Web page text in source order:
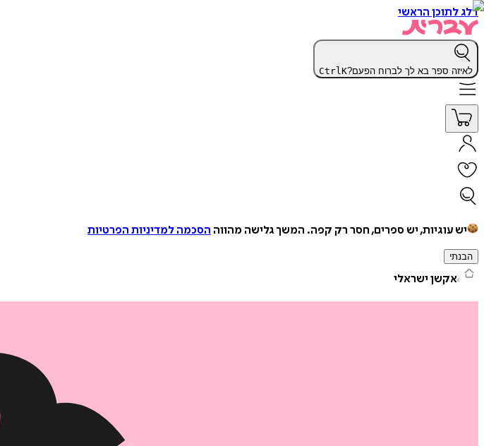
דלג לתוכן הראשי
לאיזה ספר בא לך לברוח הפעם? CtrlK
יש עוגיות, יש ספרים, חסר רק קפה. המשך גלישה מהווה הסכמה למדיניות הפרטיות
הבנתי
אקשן ישראלי